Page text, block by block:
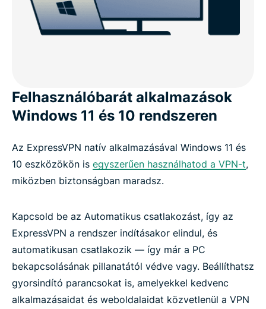
Felhasználóbarát alkalmazások
Windows 11 és 10 rendszeren
Az ExpressVPN natív alkalmazásával Windows 11 és
10 eszközökön is egyszerűen használhatod a VPN-t,
miközben biztonságban maradsz.
Kapcsold be az Automatikus csatlakozást, így az
ExpressVPN a rendszer indításakor elindul, és
automatikusan csatlakozik — így már a PC
bekapcsolásának pillanatától védve vagy. Beállíthatsz
gyorsindító parancsokat is, amelyekkel kedvenc
alkalmazásaidat és weboldalaidat közvetlenül a VPN